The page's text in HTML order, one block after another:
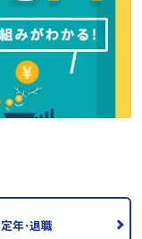
定年･退職